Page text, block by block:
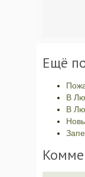
Ещё
В
В